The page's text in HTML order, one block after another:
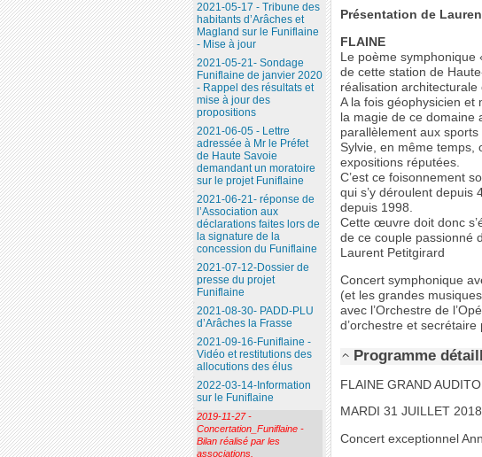
Présentation de
FLAINE
Le poème symphonique
de cette station de
réalisation architecturale
A la fois géophysicien et
la magie de ce domaine
parallèlement aux
Sylvie, en même temps,
expositions réputées.
C’est ce foisonnement
qui s’y déroulent depuis
depuis 1998.
Cette œuvre doit donc
de ce couple passionné
Laurent Petitgirard
Concert symphonique
(et les grandes
avec l’Orchestre de
d’orchestre et secrétaire
Programme
FLAINE GRAND
MARDI 31 JUILLET
Concert exceptionnel
2021-05-17 - Tribune des
habitants d’Arâches et
Magland sur le Funiflaine
- Mise à jour
2021-05-21- Sondage
Funiflaine de janvier 2020
- Rappel des résultats et
mise à jour des
propositions
2021-06-05 - Lettre
adressée à Mr le Préfet
de Haute Savoie
demandant un moratoire
sur le projet Funiflaine
2021-06-21- réponse de
l’Association aux
déclarations faites lors de
la signature de la
concession du Funiflaine
2021-07-12-Dossier de
presse du projet
Funiflaine
2021-08-30- PADD-PLU
d’Arâches la Frasse
2021-09-16-Funiflaine -
Vidéo et restitutions des
allocutions des élus
2022-03-14-Information
sur le Funiflaine
2019-11-27 -
Concertation_Funiflaine -
Bilan réalisé par les
associations.